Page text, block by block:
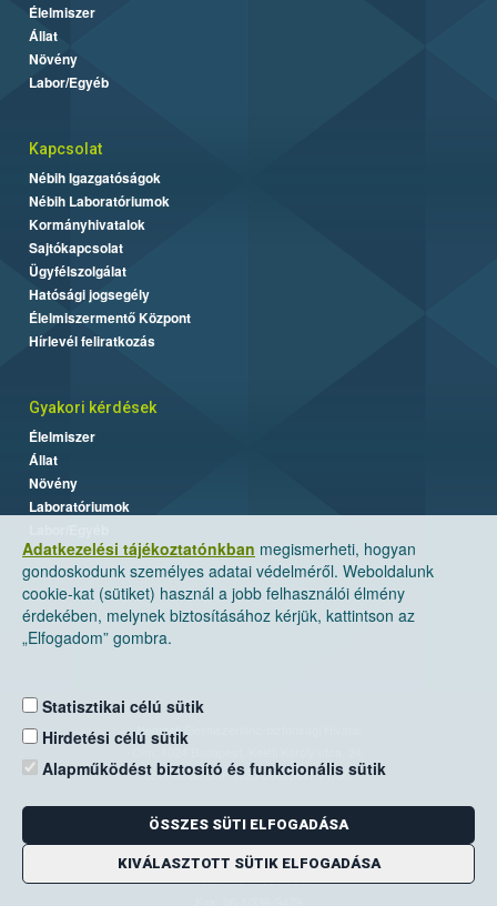
Adatkezelési tájékoztatónkban megismerheti, hogyan
gondoskodunk személyes adatai védelméről. Weboldalunk
cookie-kat (sütiket) használ a jobb felhasználói élmény
érdekében, melynek biztosításához kérjük, kattintson az
„Elfogadom” gombra.
Statisztikai célú sütik
Hirdetési célú sütik
Alapműködést biztosító és funkcionális sütik
ÖSSZES SÜTI ELFOGADÁSA
KIVÁLASZTOTT SÜTIK ELFOGADÁSA
Élelmiszer
Állat
Növény
Labor/Egyéb
Kapcsolat
Nébih Igazgatóságok
Nébih Laboratóriumok
Kormányhivatalok
Sajtókapcsolat
Ügyfélszolgálat
Hatósági jogsegély
Élelmiszermentő Központ
Hírlevél feliratkozás
Gyakori kérdések
Élelmiszer
Állat
Növény
Laboratóriumok
Nemzeti Élelmiszerlánc-biztonsági Hivatal
Levelezési cím: 1525 Budapest. Pf. 30.
E-mail:ugyfelszolgalat@nebih.gov.hu
Zöld szám: 06-80/263-244
Telefon: 06-1/ 336-9000